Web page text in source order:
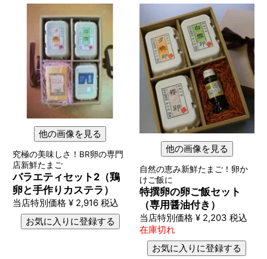
他の画像を見る
究極の美味しさ！BR卵の専門
店新鮮たまご
バラエティセット2（鶏
卵と手作りカステラ）
当店特別価格 ¥ 2,916 税込
お気に入りに登録する
他の画像を見る
自然の恵み新鮮たまご！卵か
けご飯に
特撰卵の卵ご飯セット
（専用醤油付き）
当店特別価格 ¥ 2,203 税込
在庫切れ
お気に入りに登録する